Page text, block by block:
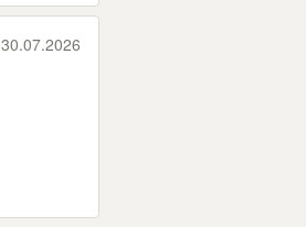
30.07.2026